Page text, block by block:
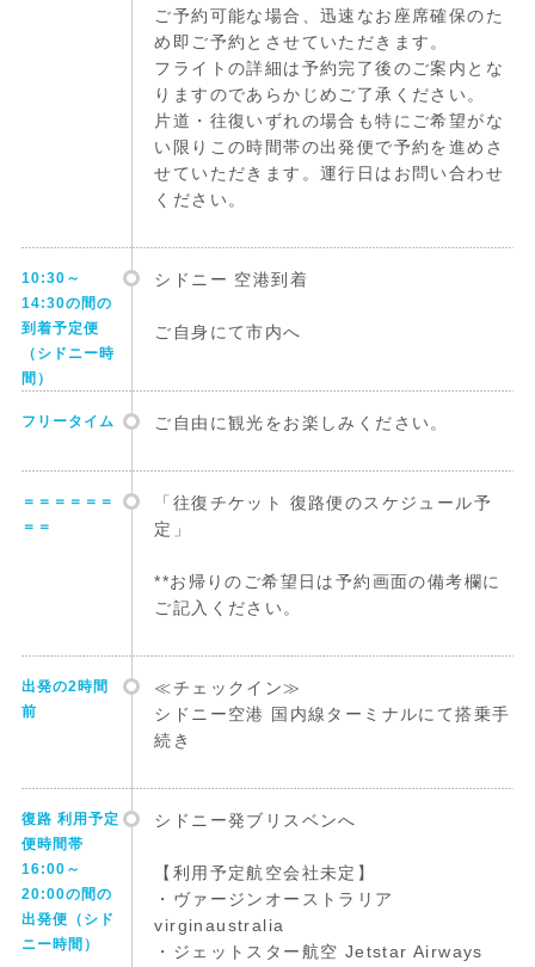
ご予約可能な場合、迅速なお座席確保のた
め即ご予約とさせていただきます。
フライトの詳細は予約完了後のご案内とな
りますのであらかじめご了承ください。
片道・往復いずれの場合も特にご希望がな
い限りこの時間帯の出発便で予約を進めさ
せていただきます。運行日はお問い合わせ
ください。
10:30～
14:30の間の
到着予定便
（シドニー時
間）
シドニー 空港到着
ご自身にて市内へ
フリータイム ご自由に観光をお楽しみください。
＝＝＝＝＝＝
＝＝
「往復チケット 復路便のスケジュール予
定」
**お帰りのご希望日は予約画面の備考欄に
ご記入ください。
出発の2時間
前
≪チェックイン≫
シドニー空港 国内線ターミナルにて搭乗手
続き
復路 利用予定
便時間帯
16:00～
20:00の間の
出発便（シド
ニー時間）
シドニー発ブリスベンへ
【利用予定航空会社未定】
・ヴァージンオーストラリア
virginaustralia
・ジェットスター航空 Jetstar Airways